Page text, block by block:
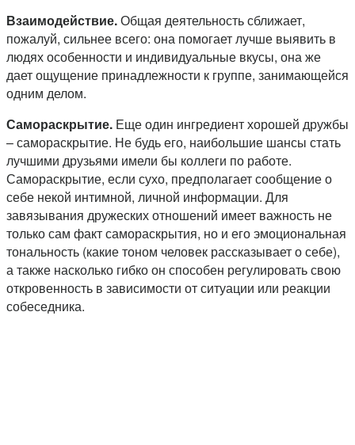
Взаимодействие.Общая деятельность сближает,
пожалуй, сильнее всего: она помогает лучше выявить в
людях особенности и индивидуальные вкусы, она же
дает ощущение принадлежности к группе, занимающейся
одним делом.
Самораскрытие. Еще один ингредиент хорошей дружбы
– самораскрытие. Не будь его, наибольшие шансы стать
лучшими друзьями имели бы коллеги по работе.
Самораскрытие, если сухо, предполагает сообщение о
себе некой интимной, личной информации. Для
завязывания дружеских отношений имеет важность не
только сам факт самораскрытия, но и его эмоциональная
тональность (какие тоном человек рассказывает о себе),
а также насколько гибко он способен регулировать свою
откровенность в зависимости от ситуации или реакции
собеседника.